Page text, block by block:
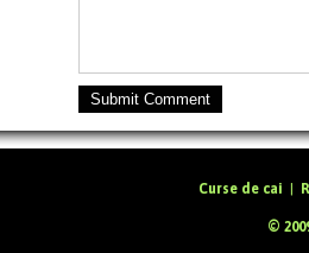
Submit Comment
Curse de cai |
©